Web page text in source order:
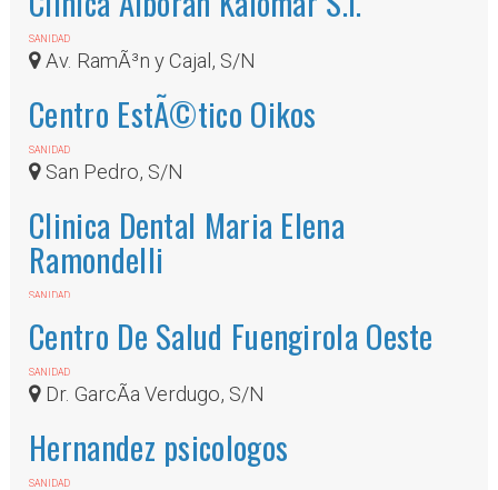
SANIDAD
Av. RamÃ³n y Cajal, S/N
Centro EstÃ©tico Oikos
SANIDAD
San Pedro, S/N
Clinica Dental Maria Elena
Ramondelli
SANIDAD
Centro De Salud Fuengirola Oeste
SANIDAD
Dr. GarcÃ­a Verdugo, S/N
Hernandez psicologos
SANIDAD